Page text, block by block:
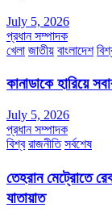
July 5, 2026
প্রধান সম্পাদক
খেলা জাতীয় বাংলাদেশ
কানাডাকে হারিয়ে
July 5, 2026
প্রধান সম্পাদক
বিশ্ব রাজনীতি সর্বশেষ
তেহরান মেট্রোতে
যাতায়াত